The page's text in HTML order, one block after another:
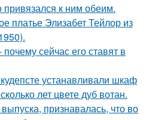
к ним обеим.
платье Элизабет Тейлор из
сейчас его ставят в
устанавливали шкаф
лет цвете дуб вотан.
признавалась, что во